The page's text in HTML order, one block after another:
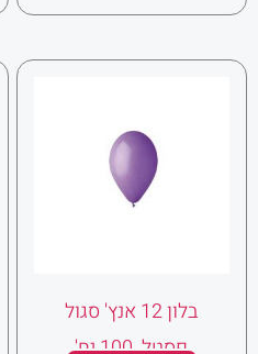
בלון 12 אנץ' סגול
פסטל 100 יח'